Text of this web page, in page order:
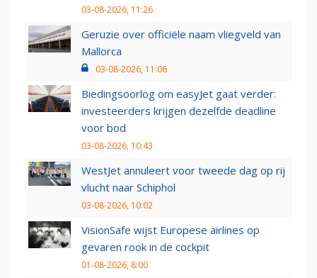
03-08-2026, 11:26
Geruzie over officiële naam vliegveld van
Mallorca
03-08-2026, 11:06
Biedingsoorlog om easyJet gaat verder:
investeerders krijgen dezelfde deadline
voor bod
03-08-2026, 10:43
WestJet annuleert voor tweede dag op rij
vlucht naar Schiphol
03-08-2026, 10:02
VisionSafe wijst Europese airlines op
gevaren rook in de cockpit
01-08-2026, 8:00